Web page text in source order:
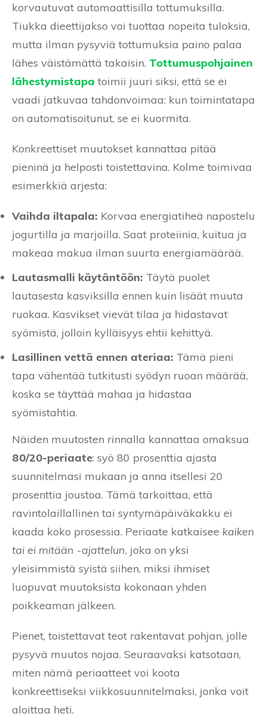
korvautuvat automaattisilla tottumuksilla.
Tiukka dieettijakso voi tuottaa nopeita tuloksia,
mutta ilman pysyviä tottumuksia paino palaa
lähes väistämättä takaisin. Tottumuspohjainen
lähestymistapa toimii juuri siksi, että se ei
vaadi jatkuvaa tahdonvoimaa: kun toimintatapa
on automatisoitunut, se ei kuormita.
Konkreettiset muutokset kannattaa pitää
pieninä ja helposti toistettavina. Kolme toimivaa
esimerkkiä arjesta:
Vaihda iltapala: Korvaa energiatiheä napostelu
jogurtilla ja marjoilla. Saat proteiinia, kuitua ja
makeaa makua ilman suurta energiamäärää.
Lautasmalli käytäntöön: Täytä puolet
lautasesta kasviksilla ennen kuin lisäät muuta
ruokaa. Kasvikset vievät tilaa ja hidastavat
syömistä, jolloin kylläisyys ehtii kehittyä.
Lasillinen vettä ennen ateriaa: Tämä pieni
tapa vähentää tutkitusti syödyn ruoan määrää,
koska se täyttää mahaa ja hidastaa
syömistahtia.
Näiden muutosten rinnalla kannattaa omaksua
80/20-periaate: syö 80 prosenttia ajasta
suunnitelmasi mukaan ja anna itsellesi 20
prosenttia joustoa. Tämä tarkoittaa, että
ravintolaillallinen tai syntymäpäiväkakku ei
kaada koko prosessia. Periaate katkaisee kaiken
tai ei mitään -ajattelun, joka on yksi
yleisimmistä syistä siihen, miksi ihmiset
luopuvat muutoksista kokonaan yhden
poikkeaman jälkeen.
Pienet, toistettavat teot rakentavat pohjan, jolle
pysyvä muutos nojaa. Seuraavaksi katsotaan,
miten nämä periaatteet voi koota
konkreettiseksi viikkosuunnitelmaksi, jonka voit
aloittaa heti.